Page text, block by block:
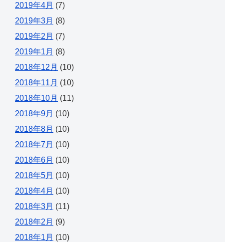
2019年4月 (7)
2019年3月 (8)
2019年2月 (7)
2019年1月 (8)
2018年12月 (10)
2018年11月 (10)
2018年10月 (11)
2018年9月 (10)
2018年8月 (10)
2018年7月 (10)
2018年6月 (10)
2018年5月 (10)
2018年4月 (10)
2018年3月 (11)
2018年2月 (9)
2018年1月 (10)